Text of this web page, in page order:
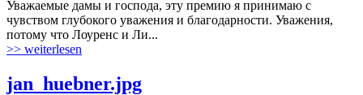
Уважаемые дамы и господа, эту премию я принимаю с
чувством глубокого уважения и благодарности. Уважения,
потому что Лоуренс и Ли...
>> weiterlesen
jan_huebner.jpg